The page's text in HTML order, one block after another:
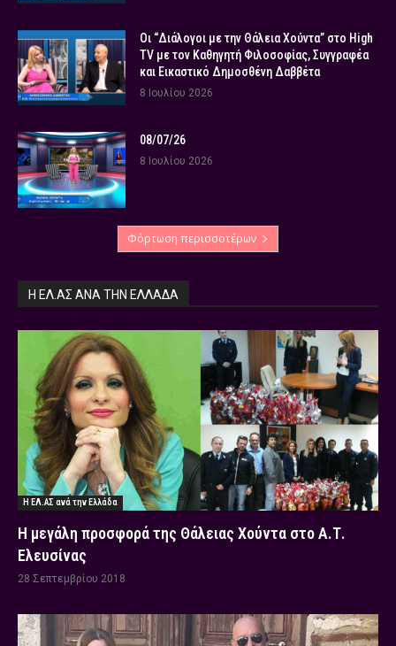
Οι “Διάλογοι με την Θάλεια Χούντα” στο High
TV με τον Καθηγητή Φιλοσοφίας, Συγγραφέα
και Εικαστικό Δημοσθένη Δαββέτα
8 Ιουλίου 2026
08/07/26
8 Ιουλίου 2026
Φόρτωση περισσοτέρων
Η ΕΛ.ΑΣ ΑΝΆ ΤΗΝ ΕΛΛΆΔΑ
Η ΕΛ.ΑΣ ανά την Ελλάδα
Η μεγάλη προσφορά της Θάλειας Χούντα στο Α.Τ.
Ελευσίνας
28 Σεπτεμβρίου 2018